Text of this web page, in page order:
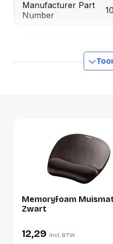
Manufacturer Part
Number
Lengte
0
Verpakking
Per stuk
Hoeveelheid:
1
Hoogte:
Memoryfoam
Zwart
12,29 incl. BTW